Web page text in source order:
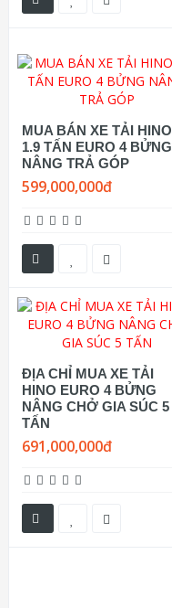
MUA BÁN XE TẢI HINO
1.9 TẤN EURO 4 BỬNG
NÂNG TRẢ GÓP
599,000,000đ
ĐỊA CHỈ MUA XE TẢI
HINO EURO 4 BỬNG
NÂNG CHỞ GIA SÚC 5
TẤN
691,000,000đ